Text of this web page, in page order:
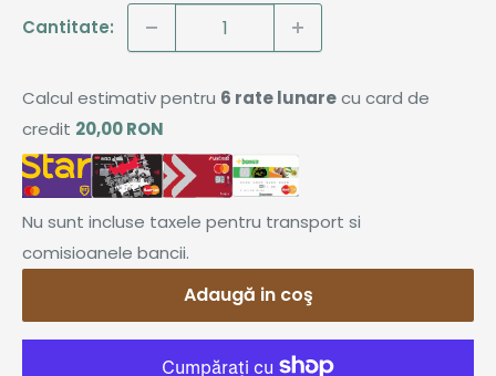
Cantitate:
Calcul estimativ pentru 6 rate lunarecu card de
credit 20,00 RON
Nu sunt incluse taxele pentru transport si
comisioanele bancii.
Adaugă in coş